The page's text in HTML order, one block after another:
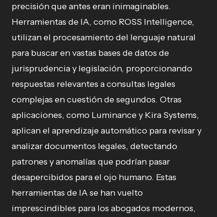
precisión que antes eran inimaginables.
Herramientas de IA, como ROSS Intelligence,
utilizan el procesamiento del lenguaje natural
para buscar en vastas bases de datos de
jurisprudencia y legislación, proporcionando
respuestas relevantes a consultas legales
complejas en cuestión de segundos. Otras
aplicaciones, como Luminance y Kira Systems,
aplican el aprendizaje automático para revisar y
analizar documentos legales, detectando
patrones y anomalías que podrían pasar
desapercibidos para el ojo humano. Estas
herramientas de IA se han vuelto
imprescindibles para los abogados modernos,